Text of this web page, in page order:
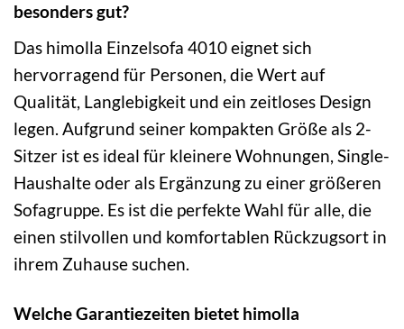
besonders gut?
Das himolla Einzelsofa 4010 eignet sich
hervorragend für Personen, die Wert auf
Qualität, Langlebigkeit und ein zeitloses Design
legen. Aufgrund seiner kompakten Größe als 2-
Sitzer ist es ideal für kleinere Wohnungen, Single-
Haushalte oder als Ergänzung zu einer größeren
Sofagruppe. Es ist die perfekte Wahl für alle, die
einen stilvollen und komfortablen Rückzugsort in
ihrem Zuhause suchen.
Welche Garantiezeiten bietet himolla